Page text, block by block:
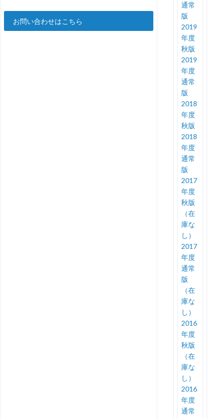
お問い合わせはこちら
通常
版
2019
年度
秋版
2019
年度
通常
版
2018
年度
秋版
2018
年度
通常
版
2017
年度
秋版
（在
庫な
し）
2017
年度
通常
版
（在
庫な
し）
2016
年度
秋版
（在
庫な
し）
2016
年度
通常